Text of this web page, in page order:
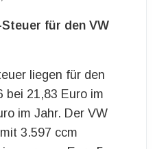
für den VW
liegen für den
bei 21,83 Euro im
im Jahr. Der VW
3.597 ccm